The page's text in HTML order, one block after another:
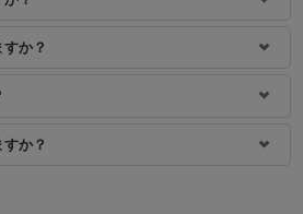
か？
か？